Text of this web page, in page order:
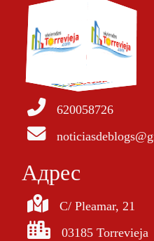
620058726
Aдрес
C/ Pleamar, 21
03185 Torrevieja